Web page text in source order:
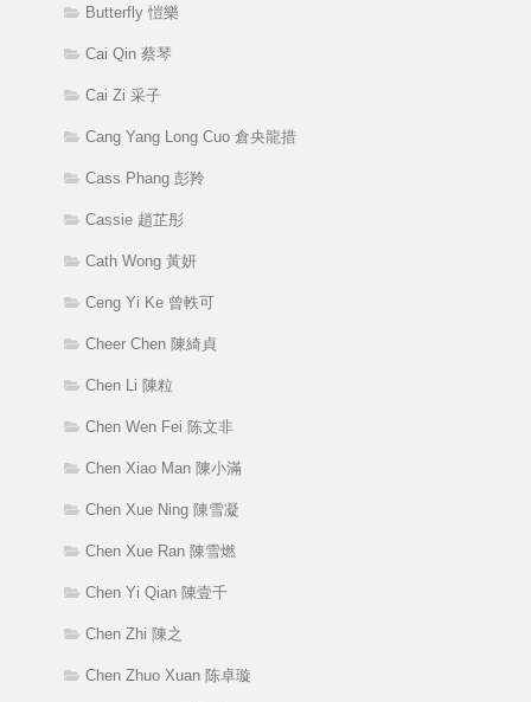
Butterfly 愷樂
Cai Qin 蔡琴
Cai Zi 采子
Cang Yang Long Cuo 倉央龍措
Cass Phang 彭羚
Cassie 趙芷彤
Cath Wong 黃妍
Ceng Yi Ke 曾軼可
Cheer Chen 陳綺貞
Chen Li 陳粒
Chen Wen Fei 陈文非
Chen Xiao Man 陳小滿
Chen Xue Ning 陳雪凝
Chen Xue Ran 陳雪燃
Chen Yi Qian 陳壹千
Chen Zhi 陳之
Chen Zhuo Xuan 陈卓璇